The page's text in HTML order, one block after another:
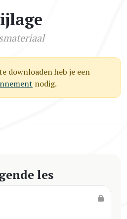
downloaden heb je een
nodig.
les